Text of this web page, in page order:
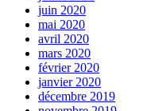
juin 2020
mai 2020
avril 2020
mars 2020
février 2020
janvier 2020
décembre 2019